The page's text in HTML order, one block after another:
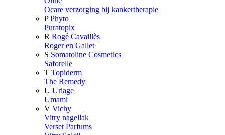
Ocare verzorging bij kankertherapie
P Phyto
Puratopix
R Rogé Cavaillès
Roger en Gallet
S Somatoline Cosmetics
Saforelle
T Topiderm
The Remedy
U Uriage
Umami
V Vichy
Vitry nagellak
Verset Parfums